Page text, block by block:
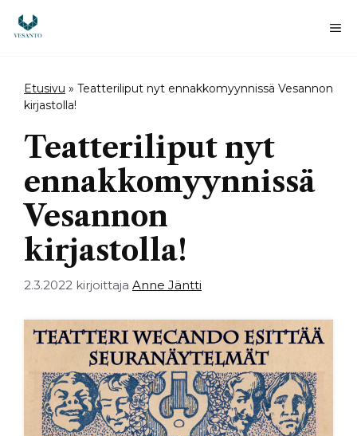
sisältöön
Etusivu » Teatteriliput nyt ennakkomyynnissä Vesannon
kirjastolla!
Teatteriliput nyt
ennakkomyynnissä
Vesannon
kirjastolla!
2.3.2022 kirjoittaja Anne Jäntti